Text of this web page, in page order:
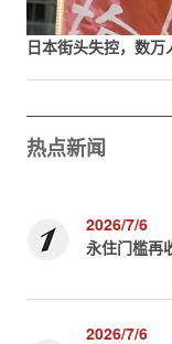
日本街头失控，数万
热点新闻
2026/7/6
永住门槛再
2026/7/6